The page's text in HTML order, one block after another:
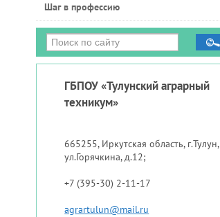
Шаг в профессию
ГБПОУ «Тулунский аграрный
техникум»
665255, Иркутская область, г.Тулун,
ул.Горячкина, д.12;
+7 (395-30) 2-11-17
agrartulun@mail.ru